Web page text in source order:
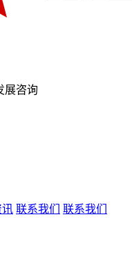
展咨询
讯 联系我们 联系我们